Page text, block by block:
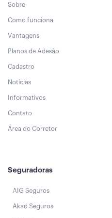
Sobre
Como funciona
Vantagens
Planos de Adesão
Cadastro
Notícias
Informativos
Contato
Área do Corretor
Seguradoras
AIG Seguros
Akad Seguros